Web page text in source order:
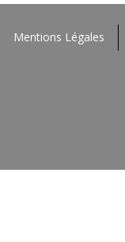
Mentions Légales